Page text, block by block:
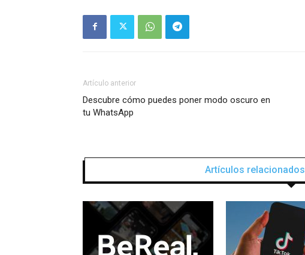
Artículo anterior
Descubre cómo puedes poner modo oscuro en
tu WhatsApp
Artículos relacionados